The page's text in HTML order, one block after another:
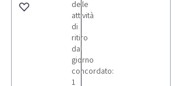
delle
attività
di
ritiro
dal
giorno
concordato:
1